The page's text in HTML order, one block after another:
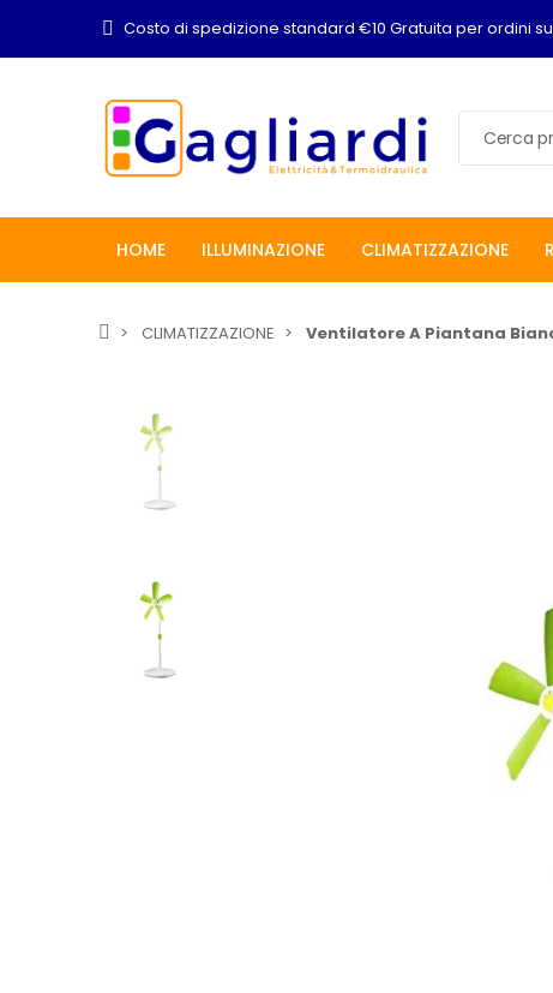
Costo di spedizione standard €10 Gratuita per ordini
HOME ILLUMINAZIONE CLIMATIZZAZIONE
CLIMATIZZAZIONE Ventilatore A Piantana